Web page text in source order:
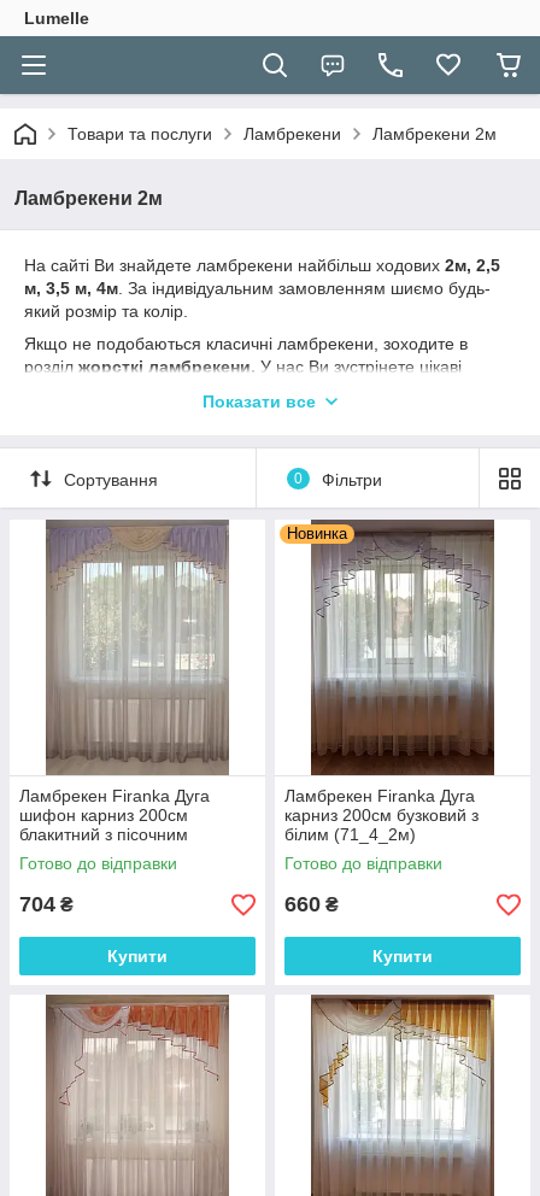
Lumelle
Товари та послуги Ламбрекени Ламбрекени 2м
Ламбрекени 2м
На сайті Ви знайдете ламбрекени найбільш ходових 2м, 2,5
м, 3,5 м, 4м . За індивідуальним замовленням шиємо будь-
який розмір та колір.
Якщо не подобаються класичні ламбрекени, зоходите в
розділ жорсткі ламбрекени. У нас Ви зустрінете цікаві
готових комплектів. Купуйте новинки: цеяпонські і
римські шторки.
"ексклюзивним"
Показати все
Сортування 0 Фільтри
Ламбрекен Firanka Дуга
шифон карниз 200см
блакитний з пісочним
(71_3_2м)
Готово до відправки
704 ₴
Купити
Новинка
Ламбрекен Firanka Дуга
карниз 200см бузковий з
білим (71_4_2м)
Готово до відправки
660 ₴
Купити